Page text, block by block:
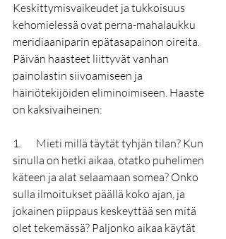
Keskittymisvaikeudet ja tukkoisuus
kehomielessä ovat perna-mahalaukku
meridiaaniparin epätasapainon oireita.
Päivän haasteet liittyvät vanhan
painolastin siivoamiseen ja
häiriötekijöiden eliminoimiseen. Haaste
on kaksivaiheinen:
1.       Mieti millä täytät tyhjän tilan? Kun
sinulla on hetki aikaa, otatko puhelimen
käteen ja alat selaamaan somea? Onko
sulla ilmoitukset päällä koko ajan, ja
jokainen piippaus keskeyttää sen mitä
olet tekemässä? Paljonko aikaa käytät